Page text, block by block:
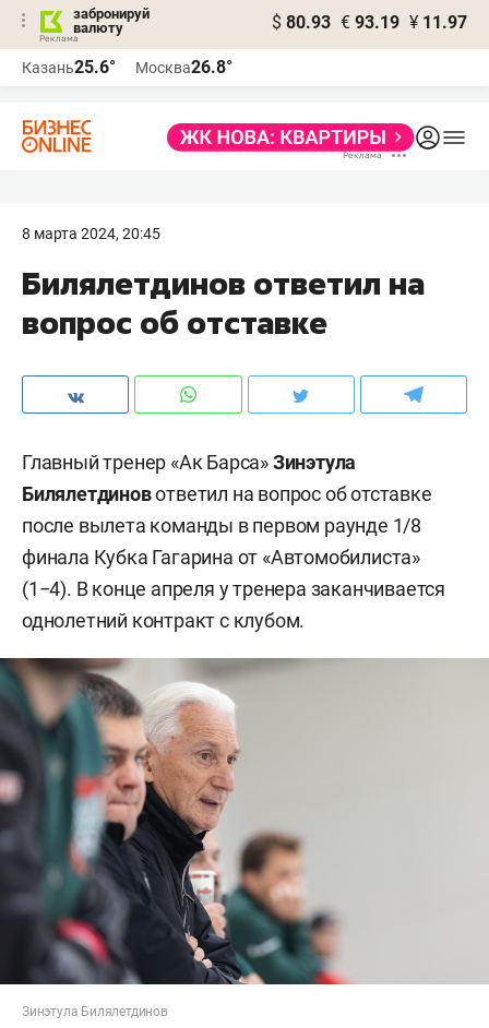
забронируй
валюту
$ 80.93 € 93.19 ¥ 11.97
Казань25.6° Москва26.8°
8 марта 2024, 20:45
Билялетдинов ответил на
вопрос об отставке
Главный тренер «Ак Барса»Зинэтула
Билялетдиновответил на вопрос об отставке
после вылета команды в первом раунде 1/8
финала Кубка Гагарина от «Автомобилиста»
(1−4). В конце апреля у тренера заканчивается
однолетний контракт с клубом.
Зинэтула Билялетдинов